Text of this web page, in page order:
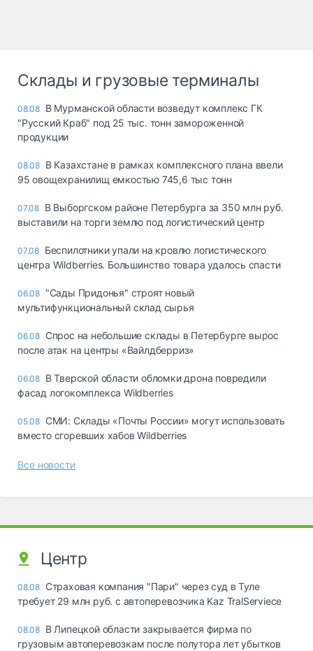
Склады и грузовые терминалы
08.08 В Мурманской области возведут комплекс ГК
"Русский Краб" под 25 тыс. тонн замороженной
продукции
08.08 В Казахстане в рамках комплексного плана ввели
95 овощехранилищ емкостью 745,6 тыс тонн
07.08 В Выборгском районе Петербурга за 350 млн руб.
выставили на торги землю под логистический центр
07.08 Беспилотники упали на кровлю логистического
центра Wildberries. Большинство товара удалось спасти
06.08 "Сады Придонья" строят новый
мультифункциональный склад сырья
06.08 Спрос на небольшие склады в Петербурге вырос
после атак на центры «Вайлдберриз»
06.08 В Тверской области обломки дрона повредили
фасад логокомплекса Wildberries
05.08 СМИ: Склады «Почты России» могут использовать
вместо сгоревших хабов Wildberries
Все новости
Центр
08.08 Страховая компания "Пари" через суд в Туле
требует 29 млн руб. с автоперевозчика Kaz TralServiece
08.08 В Липецкой области закрывается фирма по
грузовым автоперевозкам после полутора лет убытков